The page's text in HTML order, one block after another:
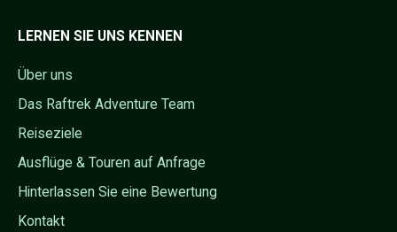
LERNEN SIE UNS KENNEN
Über uns
Das Raftrek Adventure Team
Reiseziele
Ausflüge & Touren auf Anfrage
Hinterlassen Sie eine Bewertung
Kontakt